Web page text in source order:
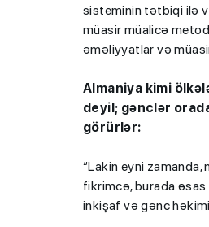
sisteminin tətbiqi ilə
müasir müalicə
əməliyyatlar və
Almaniya kimi
deyil; gənclər
görürlər:
“Lakin eyni
fikrimcə, burada
inkişaf və gənc